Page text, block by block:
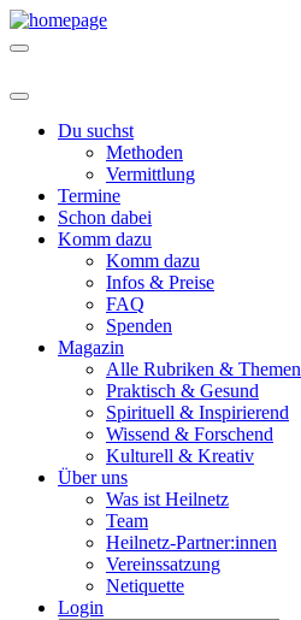
Du suchst
Methoden
Vermittlung
Termine
Schon dabei
Komm dazu
Komm dazu
Infos & Preise
FAQ
Spenden
Magazin
Alle Rubriken & Themen
Praktisch & Gesund
Spirituell & Inspirierend
Wissend & Forschend
Kulturell & Kreativ
Über uns
Was ist Heilnetz
Team
Heilnetz-Partner:innen
Vereinssatzung
Netiquette
Login